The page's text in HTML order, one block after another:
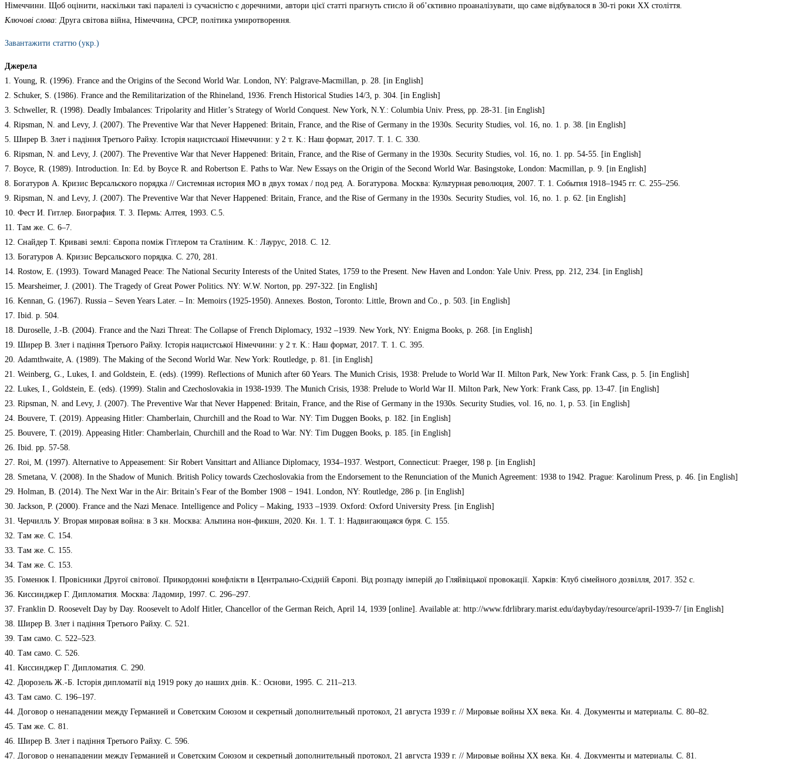
Німеччини. Щоб оцінити, наскільки такі паралелі із сучасністю є доречними, автори цієї статті прагнуть стисло й об’єктивно проаналізувати, що саме відбувалося в 30-ті роки ХХ століття.
Ключові слова: Друга світова війна, Німеччина, СРСР, політика умиротворення.
Завантажити статтю (укр.)
Джерела
1. Young, R. (1996). France and the Origins of the Second World War. London, NY: Palgrave-Macmillan, p. 28. [in English]
2. Schuker, S. (1986). France and the Remilitarization of the Rhineland, 1936. French Historical Studies 14/3, p. 304. [in English]
3. Schweller, R. (1998). Deadly Imbalances: Tripolarity and Hitler’s Strategy of World Conquest. New York, N.Y.: Columbia Univ. Press, pp. 28-31. [in English]
4. Ripsman, N. and Levy, J. (2007). The Preventive War that Never Happened: Britain, France, and the Rise of Germany in the 1930s. Security Studies, vol. 16, no. 1. p. 38. [in English]
5. Ширер В. Злет і падіння Третього Райху. Історія нацистської Німеччини: у 2 т. К.: Наш формат, 2017. Т. 1. С. 330.
6. Ripsman, N. and Levy, J. (2007). The Preventive War that Never Happened: Britain, France, and the Rise of Germany in the 1930s. Security Studies, vol. 16, no. 1. pp. 54-55. [in English]
7. Boyce, R. (1989). Introduction. In: Ed. by Boyce R. and Robertson E. Paths to War. New Essays on the Origin of the Second World War. Basingstoke, London: Macmillan, p. 9. [in English]
8. Богатуров А. Кризис Версальского порядка // Системная история МО в двух томах / под ред. А. Богатурова. Москва: Культурная революция, 2007. Т. 1. События 1918–1945 гг. С. 255–256.
9. Ripsman, N. and Levy, J. (2007). The Preventive War that Never Happened: Britain, France, and the Rise of Germany in the 1930s. Security Studies, vol. 16, no. 1. p. 62. [in English]
10. Фест И. Гитлер. Биография. Т. 3. Пермь: Алтея, 1993. С.5.
11. Там же. С. 6–7.
12. Снайдер Т. Криваві землі: Європа поміж Гітлером та Сталіним. К.: Лаурус, 2018. С. 12.
13. Богатуров А. Кризис Версальского порядка. С. 270, 281.
14. Rostow, E. (1993). Toward Managed Peace: The National Security Interests of the United States, 1759 to the Present. New Haven and London: Yale Univ. Press, pp. 212, 234. [in English]
15. Mearsheimer, J. (2001). The Tragedy of Great Power Politics. NY: W.W. Norton, pp. 297-322. [in English]
16. Kennan, G. (1967). Russia – Seven Years Later. – In: Memoirs (1925-1950). Annexes. Boston, Toronto: Little, Brown and Co., p. 503. [in English]
17. Ibid. p. 504.
18. Duroselle, J.-B. (2004). France and the Nazi Threat: The Collapse of French Diplomacy, 1932 –1939. New York, NY: Enigma Books, p. 268. [in English]
19. Ширер В. Злет і падіння Третього Райху. Історія нацистської Німеччини: у 2 т. К.: Наш формат, 2017. Т. 1. С. 395.
20. Adamthwaite, A. (1989). The Making of the Second World War. New York: Routledge, p. 81. [in English]
21. Weinberg, G., Lukes, I. and Goldstein, E. (eds). (1999). Reflections of Munich after 60 Years. The Munich Crisis, 1938: Prelude to World War II. Milton Park, New York: Frank Cass, p. 5. [in English]
22. Lukes, I., Goldstein, E. (eds). (1999). Stalin and Czechoslovakia in 1938-1939. The Munich Crisis, 1938: Prelude to World War II. Milton Park, New York: Frank Cass, pp. 13-47. [in English]
23. Ripsman, N. and Levy, J. (2007). The Preventive War that Never Happened: Britain, France, and the Rise of Germany in the 1930s. Security Studies, vol. 16, no. 1, p. 53. [in English]
24. Bouvere, T. (2019). Appeasing Hitler: Chamberlain, Churchill and the Road to War. NY: Tim Duggen Books, p. 182. [in English]
25. Bouvere, T. (2019). Appeasing Hitler: Chamberlain, Churchill and the Road to War. NY: Tim Duggen Books, p. 185. [in English]
26. Ibid. pp. 57-58.
27. Roi, M. (1997). Alternative to Appeasement: Sir Robert Vansittart and Alliance Diplomacy, 1934–1937. Westport, Connecticut: Praeger, 198 p. [in English]
28. Smetana, V. (2008). In the Shadow of Munich. British Policy towards Czechoslovakia from the Endorsement to the Renunciation of the Munich Agreement: 1938 to 1942. Prague: Karolinum Press, p. 46. [in English]
29. Holman, B. (2014). The Next War in the Air: Britain’s Fear of the Bomber 1908 − 1941. London, NY: Routledge, 286 p. [in English]
30. Jackson, P. (2000). France and the Nazi Menace. Intelligence and Policy – Making, 1933 –1939. Oxford: Oxford University Press. [in English]
31. Черчилль У. Вторая мировая война: в 3 кн. Москва: Альпина нон-фикшн, 2020. Кн. 1. Т. 1: Надвигающаяся буря. С. 155.
32. Там же. С. 154.
33. Там же. С. 155.
34. Там же. С. 153.
35. Гоменюк І. Провісники Другої світової. Прикордонні конфлікти в Центрально-Східній Європі. Від розпаду імперій до Гляйвіцької провокації. Харків: Клуб сімейного дозвілля, 2017. 352 с.
36. Киссинджер Г. Дипломатия. Москва: Ладомир, 1997. С. 296–297.
37. Franklin D. Roosevelt Day by Day. Roosevelt to Adolf Hitler, Chancellor of the German Reich, April 14, 1939 [online]. Available at: http://www.fdrlibrary.marist.edu/daybyday/resource/april-1939-7/ [in English]
38. Ширер В. Злет і падіння Третього Райху. С. 521.
39. Там само. С. 522–523.
40. Там само. С. 526.
41. Киссинджер Г. Дипломатия. С. 290.
42. Дюрозель Ж.-Б. Історія дипломатії від 1919 року до наших днів. К.: Основи, 1995. С. 211–213.
43. Там само. С. 196–197.
44. Договор о ненападении между Германией и Советским Союзом и секретный дополнительный протокол, 21 августа 1939 г. // Мировые войны ХХ века. Кн. 4. Документы и материалы. С. 80–82.
45. Там же. С. 81.
46. Ширер В. Злет і падіння Третього Райху. С. 596.
47. Договор о ненападении между Германией и Советским Союзом и секретный дополнительный протокол, 21 августа 1939 г. // Мировые войны ХХ века. Кн. 4. Документы и материалы. С. 81.